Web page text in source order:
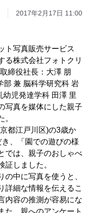
2017年2月17日 11:00
ト写真販売サービス
る株式会社フォトクリ
締役社長：大澤 朋
部 兼 脳科学研究科 岩
幼児発達学科 田澤 里
写真を媒体にした親子
。
都江戸川区)の3歳か
、「園での遊びの様
では、親子のおしゃべ
証しました。
中に写真を使うと、
詳細な情報を伝えるこ
内容の推測が容易にな
た、親へのアンケート